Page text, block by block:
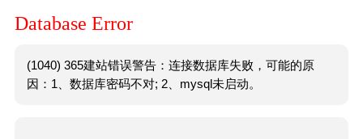
Database Error
(1040) 365建站错误警告：连接数据库失败，可能的原
因：1、数据库密码不对; 2、mysql未启动。